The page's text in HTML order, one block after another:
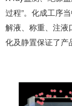
过程”。化成工序
解液、称重、注液
化及静置保证了产